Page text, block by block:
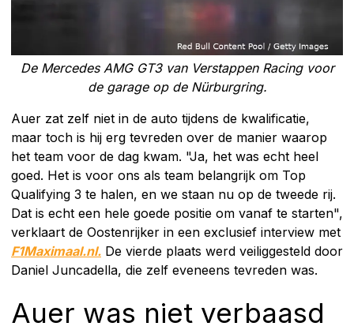
De Mercedes AMG GT3 van Verstappen Racing voor
de garage op de Nürburgring.
Auer zat zelf niet in de auto tijdens de kwalificatie,
maar toch is hij erg tevreden over de manier waarop
het team voor de dag kwam. "Ja, het was echt heel
goed. Het is voor ons als team belangrijk om Top
Qualifying 3 te halen, en we staan nu op de tweede rij.
Dat is echt een hele goede positie om vanaf te starten",
verklaart de Oostenrijker in een exclusief interview met
F1Maximaal.nl. De vierde plaats werd veiliggesteld door
Daniel Juncadella, die zelf eveneens tevreden was.
Auer was niet verbaasd